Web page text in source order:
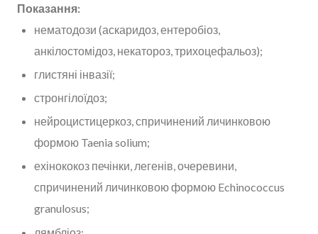
Показання:
нематодози (аскаридоз, ентеробіоз,
анкілостомідоз, некатороз, трихоцефальоз);
глистяні інвазії;
стронгілоїдоз;
нейроцистицеркоз, спричинений личинковою
формою Taenia solium;
ехінококоз печінки, легенів, очеревини,
спричинений личинковою формою Echinococcus
granulosus;